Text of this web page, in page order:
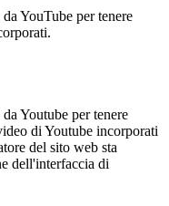
YouTube per tenere
Youtube per tenere
di Youtube incorporati
del sito web sta
dell'interfaccia di